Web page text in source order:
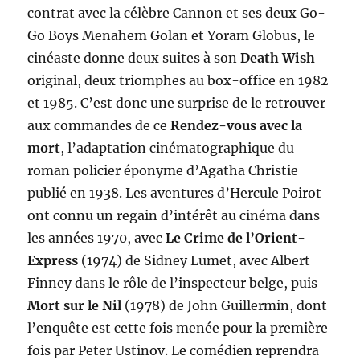
contrat avec la célèbre Cannon et ses deux Go-
Go Boys Menahem Golan et Yoram Globus, le
cinéaste donne deux suites à sonDeath Wish
original, deux triomphes au box-office en 1982
et 1985. C’est donc une surprise de le retrouver
aux commandes de ceRendez-vous avec la
mort, l’adaptation cinématographique du
roman policier éponyme d’Agatha Christie
publié en 1938. Les aventures d’Hercule Poirot
ont connu un regain d’intérêt au cinéma dans
les années 1970, avecLe Crime de l’Orient-
Express (1974) de Sidney Lumet, avec Albert
Finney dans le rôle de l’inspecteur belge, puis
Mort sur le Nil (1978) de John Guillermin, dont
l’enquête est cette fois menée pour la première
fois par Peter Ustinov. Le comédien reprendra